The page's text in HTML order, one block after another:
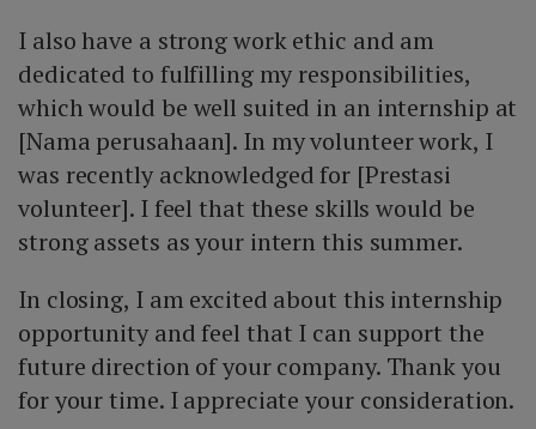
I also have a strong work ethic and am
dedicated to fulfilling my responsibilities,
which would be well suited in an internship at
[Nama perusahaan]. In my volunteer work, I
was recently acknowledged for [Prestasi
volunteer]. I feel that these skills would be
strong assets as your intern this summer.
In closing, I am excited about this internship
opportunity and feel that I can support the
future direction of your company. Thank you
for your time. I appreciate your consideration.